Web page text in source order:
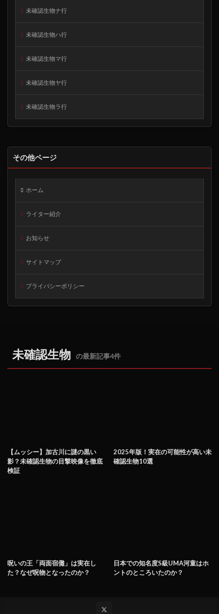
未確認生物ナ行
未確認生物ハ行
未確認生物マ行
未確認生物ヤ行
未確認生物ラ行
その他ページ
ホーム
ライター紹介
お知らせ
サイトマップ
プライバシーポリシー
未確認生物 の最新記事4件
【ムッシー】加古川に謎の黒い
影？未確認生物の目撃映像を徹底
検証
2025年版！実在の可能性が高い未
確認生物10選
呪いの王「両面宿儺」は実在し
た？なぜ呪物となったのか？
日本での知名度S級UMA河童はホ
ントのところいたのか？